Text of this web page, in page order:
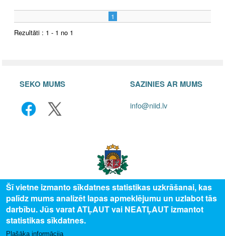
1
Rezultāti : 1 - 1 no 1
SEKO MUMS SAZINIES AR MUMS
info@niid.lv
© 2025 Valsts izglītības attīstības aģentūra, publicētā satura visas tiesības
Šī vietne izmanto sīkdatnes statistikas uzkrāšanai, kas
palīdz mums analizēt lapas apmeklējumu un uzlabot tās
darbību. Jūs varat ATĻAUT vai NEATĻAUT izmantot
statistikas sīkdatnes.
Plašāka informācija